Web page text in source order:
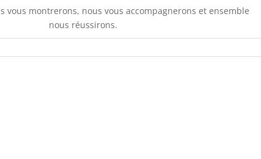
vous montrerons, nous vous accompagnerons et ensemble
nous réussirons.